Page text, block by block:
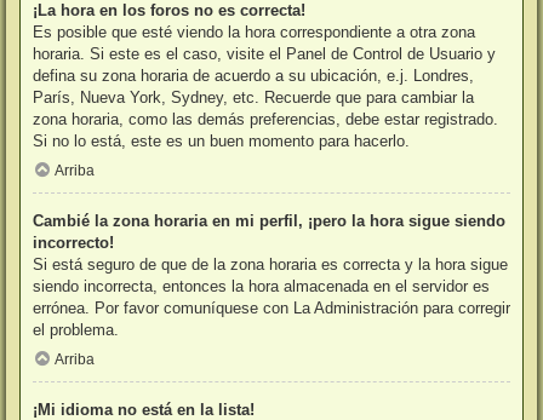
¡La hora en los foros no es correcta!
Es posible que esté viendo la hora correspondiente a otra zona
horaria. Si este es el caso, visite el Panel de Control de Usuario y
defina su zona horaria de acuerdo a su ubicación, e.j. Londres,
París, Nueva York, Sydney, etc. Recuerde que para cambiar la
zona horaria, como las demás preferencias, debe estar registrado.
Si no lo está, este es un buen momento para hacerlo.
Arriba
Cambié la zona horaria en mi perfil, ¡pero la hora sigue siendo
incorrecto!
Si está seguro de que de la zona horaria es correcta y la hora sigue
siendo incorrecta, entonces la hora almacenada en el servidor es
errónea. Por favor comuníquese con La Administración para corregir
el problema.
Arriba
¡Mi idioma no está en la lista!